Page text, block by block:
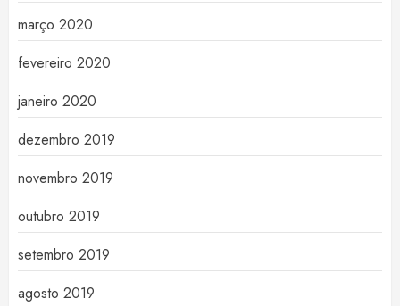
março 2020
fevereiro 2020
janeiro 2020
dezembro 2019
novembro 2019
outubro 2019
setembro 2019
agosto 2019